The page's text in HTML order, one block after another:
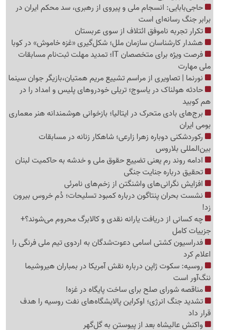
حاجی‌بابایی: انسجام ملی و پیروی از رهبری، سد محکم ایران در
برابر جنگ رسانه‌ای است
تکرار تجربه ناموفق ائتلاف از سوی عربستان
هشدار کارشناسان سازمان ملل؛ شکل‌گیری «غزه‌ خاموش» در کوبا
فرصت ویژه برای متخصصان IT؛ تمدید مهلت ثبت‌نام مسابقات
ملی مهارت
نورنما | تصاویری از مراسم تشییع مریم همتیان،بازیگر جوان سینما
حادثه هولناک در یاسوج؛ تریلی خودروهای پلیس و امداد را در
هم کوبید
برج‌های بادی متحرک در ایتالیا؛ بازخوانی هوشمندانه هنر معماری
بومی ایران
رکوردشکنی دوباره زهرا زارعی؛ شاهکار زنانه در مسابقات
بین‌المللی بلاروس
ادامه روند رم یعنی تضییع حقوق ملی و خدشه به حاکمیت لبنان
تحقیق درباره جنایت جنگی
افزایش نگرانی‌های واشنگتن از زخم‌های نامرئی
نشست بحران پنتاگون درباره کمبود تسلیحات؛ دُم خروس بیرون
زد!
چه کسانی از دریافت یارانه نقدی و کالابرگ محروم می‌شوند؟+
جزییات کامل
فدراسیون کشتی اسامی دعوت‌شدگان به اردوی تیم ملی فرنگی را
اعلام کرد
روسیه: سکوت ژاپن درباره نقش آمریکا در بمباران هیروشیما
ننگ‌آور است
مناقصه شورای صلح برای ساخت پایگاه در غزه!
تشدید جنگ انرژی؛ اوکراین پالایشگاه‌های نفت روسیه را هدف
قرار داد
واکنش عالیشاه بعد از پیوستن به گل‌گهر